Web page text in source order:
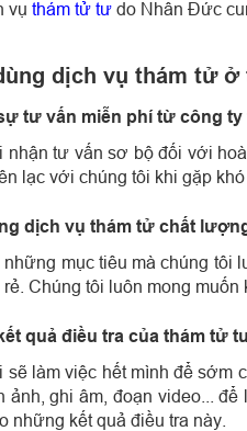
vụ thám tử tư do Nhân Đức
dịch vụ thám tử
tư vấn miễn phí từ công
nhận tư vấn sơ bộ đối với
lạc với chúng tôi khi gặp khó
dịch vụ thám tử chất
những mục tiêu mà chúng
Chúng tôi luôn mong
quả điều tra của thám tử
sẽ làm việc hết mình để sớm
ảnh, ghi âm, đoạn video...
những kết quả điều tra này.